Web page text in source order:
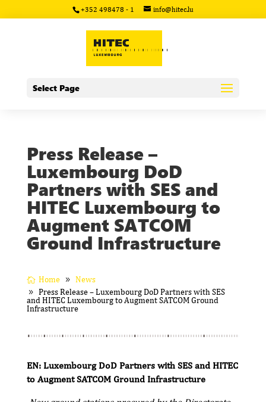
+352 498478 - 1 info@hitec.lu
Select Page
Press Release –
Luxembourg DoD
Partners with SES and
HITEC Luxembourg to
Augment SATCOM
Ground Infrastructure
Home
News
Press Release – Luxembourg DoD Partners with SES
and HITEC Luxembourg to Augment SATCOM Ground
Infrastructure
EN: Luxembourg DoD Partners with SES and HITEC
to Augment SATCOM Ground Infrastructure